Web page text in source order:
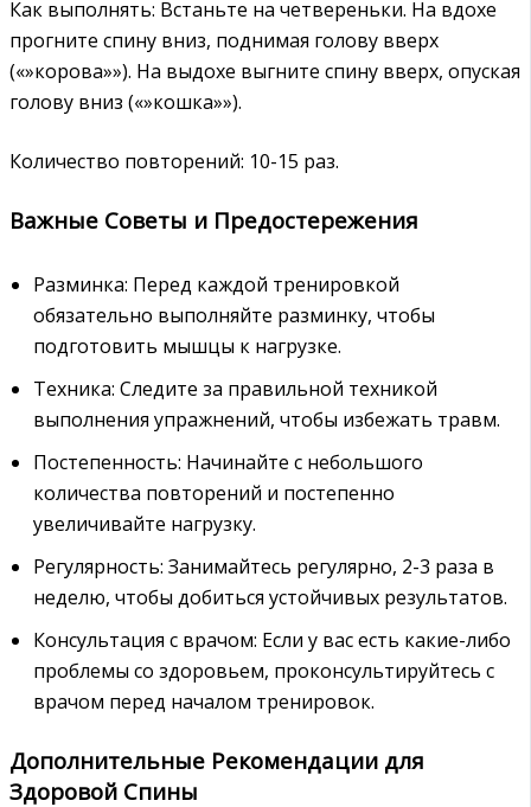
Как выполнять: Встаньте на четвереньки. На вдохе
прогните спину вниз, поднимая голову вверх
(«»корова»»). На выдохе выгните спину вверх, опуская
голову вниз («»кошка»»).
Количество повторений: 10-15 раз.
Важные Советы и Предостережения
Разминка: Перед каждой тренировкой
обязательно выполняйте разминку, чтобы
подготовить мышцы к нагрузке.
Техника: Следите за правильной техникой
выполнения упражнений, чтобы избежать травм.
Постепенность: Начинайте с небольшого
количества повторений и постепенно
увеличивайте нагрузку.
Регулярность: Занимайтесь регулярно, 2-3 раза в
неделю, чтобы добиться устойчивых результатов.
Консультация с врачом: Если у вас есть какие-либо
проблемы со здоровьем, проконсультируйтесь с
врачом перед началом тренировок.
Дополнительные Рекомендации для
Здоровой Спины